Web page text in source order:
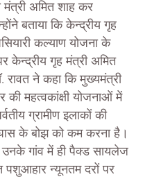
मंत्री अमित शाह कर
बताया कि केन्द्रीय गृह
कल्याण योजना के
केन्द्रीय गृह मंत्री अमित
रावत ने कहा कि मुख्यमंत्री
की महत्वकांक्षी योजनाओं में
ग्रामीण इलाकों की
के बोझ को कम करना है।
उनके गांव में ही पैक्ड सायलेज
पशुआहार न्यूनतम दरों पर